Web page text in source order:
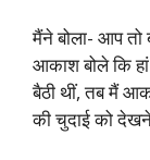
मैंने बोला- आप तो
आकाश बोले कि हां
बैठी थीं, तब मैं
की चुदाई को